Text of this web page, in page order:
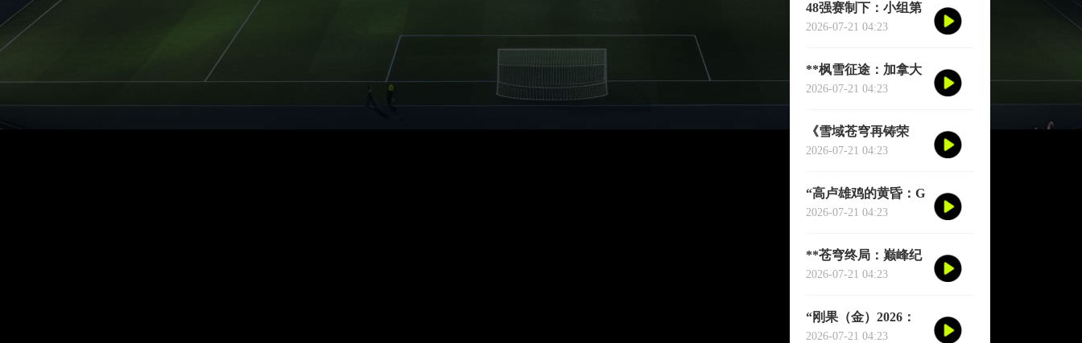
48强赛制下：小组第
三的出局线算法与晋
2026-07-21 04:23
**枫雪征途：加拿大
足球的2026黎明之战
2026-07-21 04:23
《雪域苍穹再铸荣
光：阿根廷三冠史
2026-07-21 04:23
“高卢雄鸡的黄昏：G
组权力版图的重组与
2026-07-21 04:23
**苍穹终局：巅峰纪
元·不灭之冠**
2026-07-21 04:23
“刚果（金）2026：
赤道雄狮再踏征途”
2026-07-21 04:23